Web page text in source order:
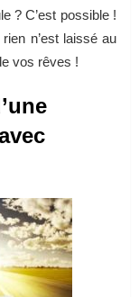
? C’est possible !
n’est laissé au
vos rêves !